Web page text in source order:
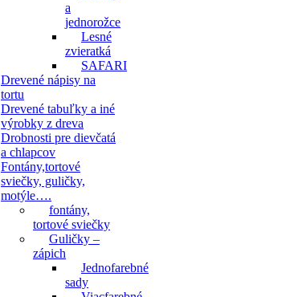
a
jednorožce
Lesné
zvieratká
SAFARI
Drevené nápisy na
tortu
Drevené tabuľky a iné
výrobky z dreva
Drobnosti pre dievčatá
a chlapcov
Fontány,tortové
sviečky, guličky,
motýle….
fontány,
tortové sviečky
Guličky –
zápich
Jednofarebné
sady